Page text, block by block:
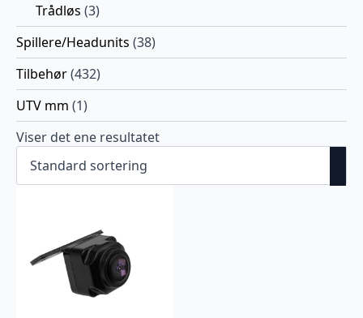
Trådløs (3)
Spillere/Headunits (38)
Tilbehør(432)
UTV mm (1)
Viser det ene resultatet